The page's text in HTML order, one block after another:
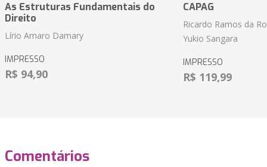
As Estruturas Fundamentais do
Direito
Lírio Amaro Damary
IMPRESSO
R$ 94,90
CAPAG
Ricardo Ramos da
Yukio Sangara
IMPRESSO
R$ 119,99
Comentários